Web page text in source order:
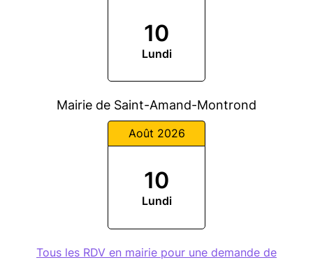
10
Lundi
Mairie de Saint-Amand-Montrond
Août 2026
10
Lundi
Tous les RDV en mairie pour une demande de